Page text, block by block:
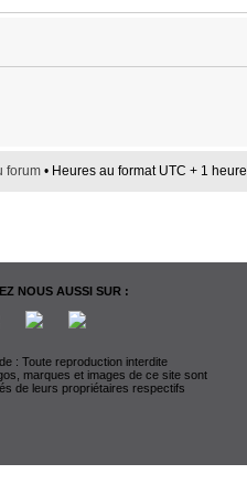
forum • Heures au format UTC + 1 heure
NOUS AUSSI SUR :
: Toute reproduction interdite
marques et images de ce site sont
de leurs propriétaires respectifs